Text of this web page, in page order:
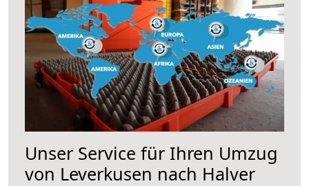
Unser Service für Ihren Umzug
von Leverkusen nach Halver